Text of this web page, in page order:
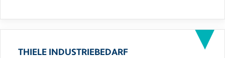
THIELE INDUSTRIEBEDARF